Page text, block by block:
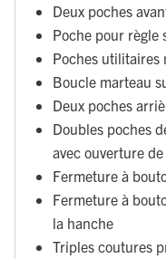
Deux poches
Poche pour règle
Poches utilitaires
Boucle marteau
Deux poches
Doubles poches
avec ouverture
Fermeture à
Fermeture à
la hanche
Triples coutures